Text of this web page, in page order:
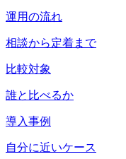
運用の流れ
相談から定着まで
比較対象
誰と比べるか
導入事例
自分に近いケース